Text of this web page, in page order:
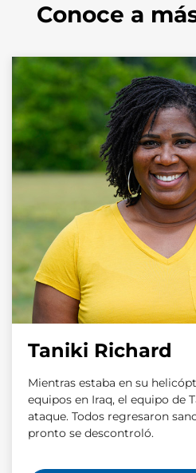
Conoce a
Taniki Richard
Mientras estaba en su
equipos en Iraq, el equipo de
ataque. Todos regresaron
pronto se descontroló.